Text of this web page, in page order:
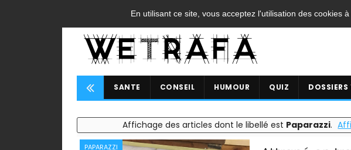
CONTACT A PROPOS FAQ CGU
SANTE CONSEIL HUMOUR QUIZ DOSSIERS
Affichage des articles dont le libellé est Paparazzi.
PAPARAZZI
En utilisant ce site, vous acceptez l'utilisation des cookies